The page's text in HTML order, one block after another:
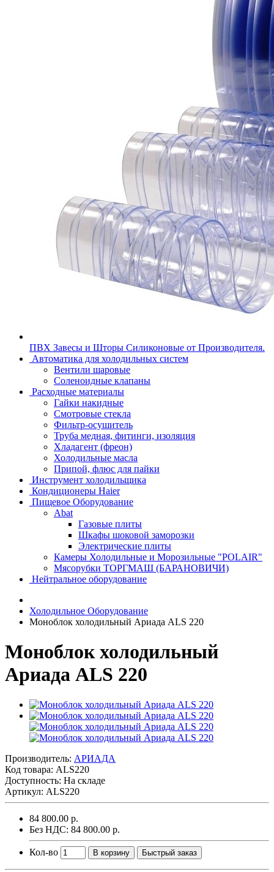
ПВХ Завесы и Шторы Силиконовые от Производителя.
Автоматика для холодильных систем
Вентили шаровые
Соленоидные клапаны
Расходные материалы
Гайки накидные
Смотровые стекла
Фильтр-осушитель
Труба медная, фитинги, изоляция
Хладагент (фреон)
Холодильные масла
Припой, флюс для пайки
Инструмент холодильщика
Кондиционеры Haier
Пищевое Оборудование
Abat
Газовые плиты
Шкафы шоковой заморозки
Электрические плиты
Камеры Холодильные и Морозильные "POLAIR"
Мясорубки ТОРГМАШ (БАРАНОВИЧИ)
Нейтральное оборудование
Холодильное Оборудование
Моноблок холодильный Ариада ALS 220
Моноблок холодильный
Ариада ALS 220
Производитель: АРИАДА
Код товара: ALS220
Доступность: На складе
Артикул: ALS220
84 800.00 р.
Без НДС: 84 800.00 р.
Кол-во В корзину Быстрый заказ